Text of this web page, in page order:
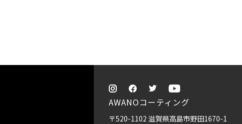
AWANOコーティング
〒520-1102 滋賀県高島市野田1670-1